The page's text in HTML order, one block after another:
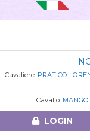
Cavaliere: PRATICO
Cavallo:
LOGIN